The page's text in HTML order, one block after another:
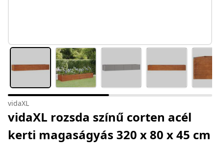
vidaXL
vidaXL rozsda színű corten acél
kerti magaságyás 320 x 80 x 45 cm